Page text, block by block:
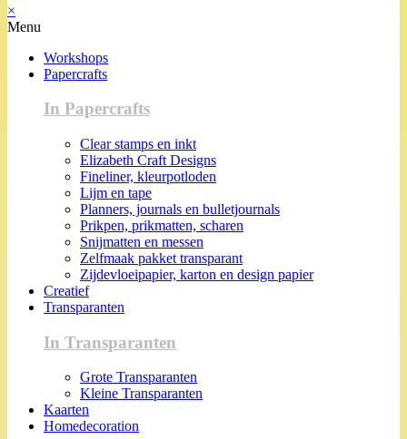
×
Menu
Workshops
Papercrafts
In Papercrafts
Clear stamps en inkt
Elizabeth Craft Designs
Fineliner, kleurpotloden
Lijm en tape
Planners, journals en bulletjournals
Prikpen, prikmatten, scharen
Snijmatten en messen
Zelfmaak pakket transparant
Zijdevloeipapier, karton en design papier
Creatief
Transparanten
In Transparanten
Grote Transparanten
Kleine Transparanten
Kaarten
Homedecoration